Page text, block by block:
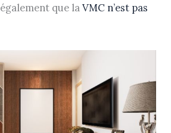
que laVMC n’est pas